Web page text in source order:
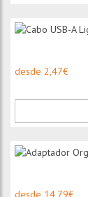
desde 2,47€
desde 14,79€